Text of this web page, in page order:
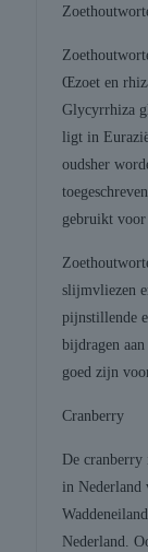
Œzoet en
Glycyrrhiza
ligt in
oudsher
gebruikt
slijmvliezen
pijnstillende
bijdragen
goed zijn
Cranberry
De
in Nederland
Nederland.